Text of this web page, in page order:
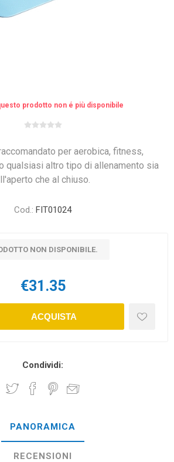
prodotto non é più disponibile
per aerobica, fitness,
qualsiasi altro tipo di allenamento sia
che al chiuso.
Cod.: FIT01024
NON DISPONIBILE.
€31.35
ACQUISTA
Condividi:
PANORAMICA
RECENSIONI